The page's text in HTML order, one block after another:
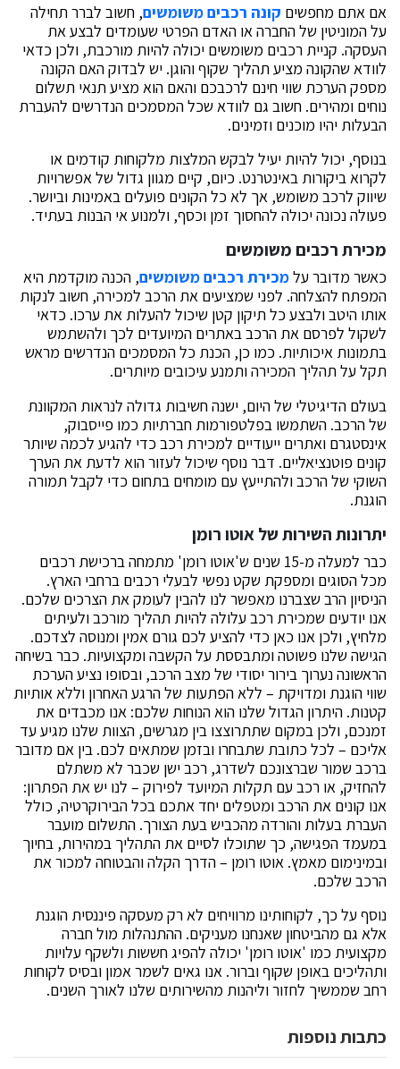
אם אתם מחפשים קונה רכבים משומשים, חשוב לברר תחילה
על המוניטין של החברה או האדם הפרטי שעומדים לבצע את
העסקה. קניית רכבים משומשים יכולה להיות מורכבת, ולכן כדאי
לוודא שהקונה מציע תהליך שקוף והוגן. יש לבדוק האם הקונה
מספק הערכת שווי חינם לרכבכם והאם הוא מציע תנאי תשלום
נוחים ומהירים. חשוב גם לוודא שכל המסמכים הנדרשים להעברת
הבעלות יהיו מוכנים וזמינים.
בנוסף, יכול להיות יעיל לבקש המלצות מלקוחות קודמים או
לקרוא ביקורות באינטרנט. כיום, קיים מגוון גדול של אפשרויות
שיווק לרכב משומש, אך לא כל הקונים פועלים באמינות וביושר.
פעולה נכונה יכולה להחסוך זמן וכסף, ולמנוע אי הבנות בעתיד.
מכירת רכבים משומשים
כאשר מדובר עלמכירת רכבים משומשים, הכנה מוקדמת היא
המפתח להצלחה. לפני שמציעים את הרכב למכירה, חשוב לנקות
אותו היטב ולבצע כל תיקון קטן שיכול להעלות את ערכו. כדאי
לשקול לפרסם את הרכב באתרים המיועדים לכך ולהשתמש
בתמונות איכותיות. כמו כן, הכנת כל המסמכים הנדרשים מראש
תקל על תהליך המכירה ותמנע עיכובים מיותרים.
בעולם הדיגיטלי של היום, ישנה חשיבות גדולה לנראות המקוונת
של הרכב. השתמשו בפלטפורמות חברתיות כמו פייסבוק,
אינסטגרם ואתרים ייעודיים למכירת רכב כדי להגיע לכמה שיותר
קונים פוטנציאליים. דבר נוסף שיכול לעזור הוא לדעת את הערך
השוקי של הרכב ולהתייעץ עם מומחים בתחום כדי לקבל תמורה
הוגנת.
יתרונות השירות של אוטו רומן
כבר למעלה מ-15 שנים ש'אוטו רומן' מתמחה ברכישת רכבים
מכל הסוגים ומספקת שקט נפשי לבעלי רכבים ברחבי הארץ.
הניסיון הרב שצברנו מאפשר לנו להבין לעומק את הצרכים שלכם.
אנו יודעים שמכירת רכב עלולה להיות תהליך מורכב ולעיתים
מלחיץ, ולכן אנו כאן כדי להציע לכם גורם אמין ומנוסה לצדכם.
הגישה שלנו פשוטה ומתבססת על הקשבה ומקצועיות. כבר בשיחה
הראשונה נערוך בירור יסודי של מצב הרכב, ובסופו נציע הערכת
שווי הוגנת ומדויקת – ללא הפתעות של הרגע האחרון וללא אותיות
קטנות. היתרון הגדול שלנו הוא הנוחות שלכם: אנו מכבדים את
זמנכם, ולכן במקום שתתרוצצו בין מגרשים, הצוות שלנו מגיע עד
אליכם – לכל כתובת שתבחרו ובזמן שמתאים לכם. בין אם מדובר
ברכב שמור שברצונכם לשדרג, רכב ישן שכבר לא משתלם
להחזיק, או רכב עם תקלות המיועד לפירוק – לנו יש את הפתרון:
אנו קונים את הרכב ומטפלים יחד אתכם בכל הבירוקרטיה, כולל
העברת בעלות והורדה מהכביש בעת הצורך. התשלום מועבר
במעמד הפגישה, כך שתוכלו לסיים את התהליך במהירות, בחיוך
ובמינימום מאמץ. אוטו רומן – הדרך הקלה והבטוחה למכור את
הרכב שלכם.
נוסף על כך, לקוחותינו מרוויחים לא רק מעסקה פיננסית הוגנת
אלא גם מהביטחון שאנחנו מעניקים. ההתנהלות מול חברה
מקצועית כמו 'אוטו רומן' יכולה להפיג חששות ולשקף עלויות
ותהליכים באופן שקוף וברור. אנו גאים לשמר אמון ובסיס לקוחות
רחב שממשיך לחזור וליהנות מהשירותים שלנו לאורך השנים.
כתבות נוספות